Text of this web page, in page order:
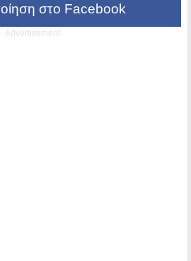
στο Facebook
Advertisement